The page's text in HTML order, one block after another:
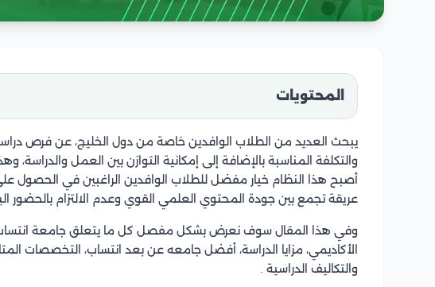
المحتويات
يبحث العديد من الطلاب الوافدين خاصة من دول الخليج، عن فرص
والتكلفة المناسبة بالإضافة إلى إمكانية التوازن بين العمل
أصبح هذا النظام خيار مفضل للطلاب الوافدين الراغبين في
عريقة تجمع بين جودة المحتوي العلمي القوي وعدم الالتزام بالحضور
وفي هذا المقال سوف نعرض بشكل مفصل كل ما يتعلق جامعة
الأكاديمي، مزايا الدراسة، أفضل جامعه عن بعد انتساب، التخصصات
والتكاليف الدراسية .